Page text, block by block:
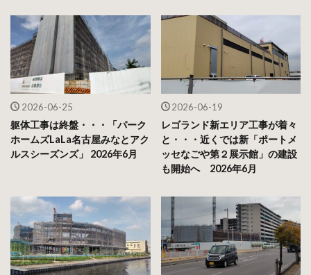
2026-06-25
躯体工事は終盤・・・「パーク
ホームズLaLa名古屋みなとアク
ルスシーズンズ」 2026年6月
2026-06-19
レゴランド新エリア工事が着々
と・・・近くでは新「ポートメ
ッセなごや第２展示館」の建設
も開始へ 2026年6月